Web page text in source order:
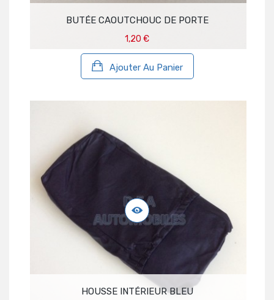
BUTÉE CAOUTCHOUC DE PORTE
1,20 €
Ajouter Au Panier
HOUSSE INTÉRIEUR BLEU